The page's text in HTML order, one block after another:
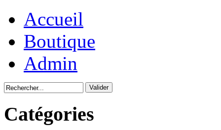
Accueil
Boutique
Admin
Catégories